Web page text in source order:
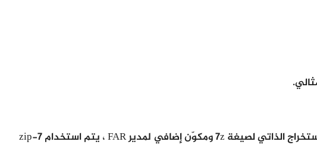
ومع تشفير AES-256 القوي وميزات مفيدة مثل مدير الملفات المتكامل ، والتكامل مع Windows Shell ، وإمكانيات الاستخراج الذاتي لصيغة 7z ومكوّن إضافي لمدير FAR ، يتم استخدام 7-zip